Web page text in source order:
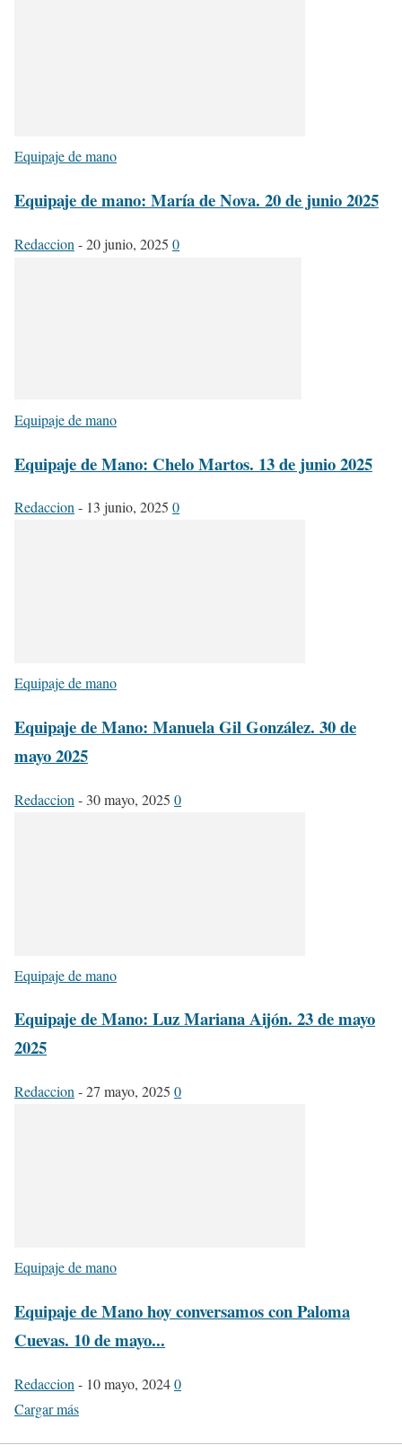
Equipaje de mano
Equipaje de mano: María de Nova. 20 de junio 2025
Redaccion -20 junio, 2025 0
Equipaje de mano
Equipaje de Mano: Chelo Martos. 13 de junio 2025
Redaccion- 13 junio, 2025 0
Equipaje de mano
Equipaje de Mano: Manuela Gil González. 30 de
mayo 2025
Redaccion - 30 mayo, 2025 0
Equipaje de mano
Equipaje de Mano: Luz Mariana Aijón. 23 de mayo
2025
Redaccion -27 mayo, 2025 0
Equipaje de mano
Equipaje de Mano hoy conversamos con Paloma
Cuevas. 10 de mayo...
Redaccion - 10 mayo, 20240
Cargar más